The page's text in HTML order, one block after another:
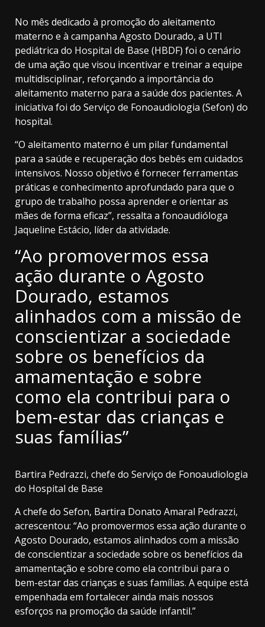
No mês dedicado à promoção do aleitamento
materno e à campanha Agosto Dourado, a UTI
pediátrica do Hospital de Base (HBDF) foi o cenário
de uma ação que visou incentivar e treinar a equipe
multidisciplinar, reforçando a importância do
aleitamento materno para a saúde dos pacientes. A
iniciativa foi do Serviço de Fonoaudiologia (Sefon) do
hospital.
“O aleitamento materno é um pilar fundamental
para a saúde e recuperação dos bebês em cuidados
intensivos. Nosso objetivo é fornecer ferramentas
práticas e conhecimento aprofundado para que o
grupo de trabalho possa aprender e orientar as
mães de forma eficaz”, ressalta a fonoaudióloga
Jaqueline Estácio, líder da atividade.
“Ao promovermos essa
ação durante o Agosto
Dourado, estamos
alinhados com a missão de
conscientizar a sociedade
sobre os benefícios da
amamentação e sobre
como ela contribui para o
bem-estar das crianças e
suas famílias”
Bartira Pedrazzi, chefe do Serviço de Fonoaudiologia
do Hospital de Base
A chefe do Sefon, Bartira Donato Amaral Pedrazzi,
acrescentou: “Ao promovermos essa ação durante o
Agosto Dourado, estamos alinhados com a missão
de conscientizar a sociedade sobre os benefícios da
amamentação e sobre como ela contribui para o
bem-estar das crianças e suas famílias. A equipe está
empenhada em fortalecer ainda mais nossos
esforços na promoção da saúde infantil.”